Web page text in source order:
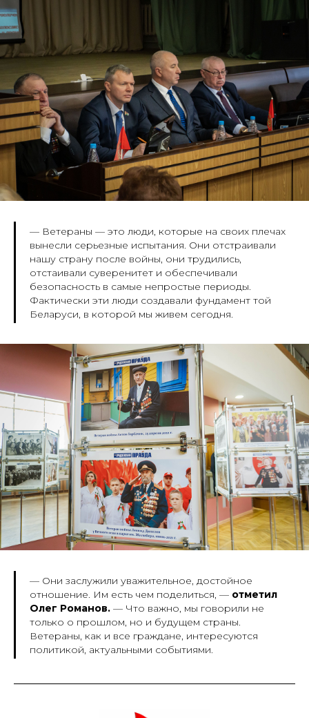
— Ветераны — это люди, которые на своих плечах
вынесли серьезные испытания. Они отстраивали
нашу страну после войны, они трудились,
отстаивали суверенитет и обеспечивали
безопасность в самые непростые периоды.
Фактически эти люди создавали фундамент той
Беларуси, в которой мы живем сегодня.
— Они заслужили уважительное, достойное
отношение. Им есть чем поделиться, — отметил
Олег Романов. — Что важно, мы говорили не
только о прошлом, но и будущем страны.
Ветераны, как и все граждане, интересуются
политикой, актуальными событиями.